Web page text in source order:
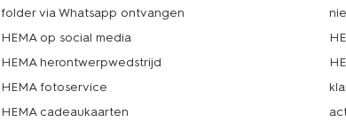
folder via Whatsapp ontvangen
HEMA op social media
HEMA herontwerpwedstrijd
HEMA fotoservice
HEMA cadeaukaarten